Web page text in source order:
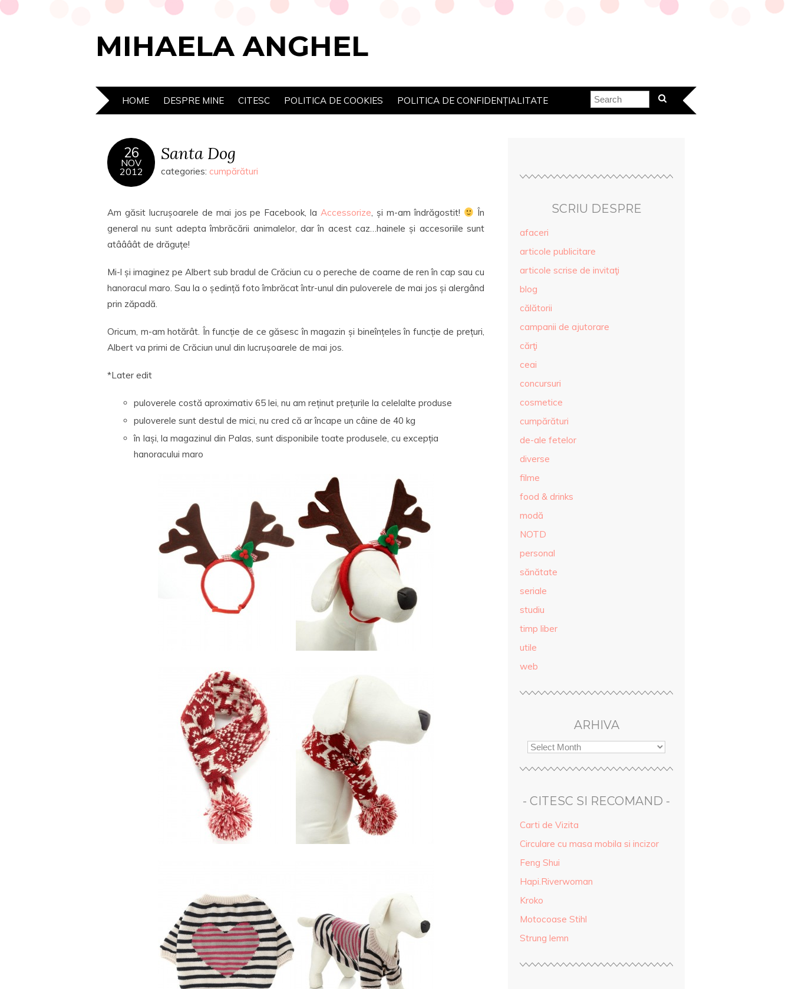
MIHAELA ANGHEL
HOME DESPRE MINE CITESC POLITICA DE COOKIES POLITICA DE CONFIDENȚIALITATE
26
NOV
2012
Santa Dog
categories: cumpărături
Am găsit lucrușoarele de mai jos pe Facebook, laAccessorize, și m-am îndrăgostit!
În
general nu sunt adepta îmbrăcării animalelor, dar în acest caz…hainele și accesoriile sunt
atâââât de drăguțe!
Mi-l și imaginez pe Albert sub bradul de Crăciun cu o pereche de coarne de ren în cap sau cu
hanoracul maro. Sau la o ședință foto îmbrăcat într-unul din puloverele de mai jos și alergând
prin zăpadă.
Oricum, m-am hotărât. În funcție de ce găsesc în magazin și bineînțeles în funcție de prețuri,
Albert va primi de Crăciun unul din lucrușoarele de mai jos.
*Later edit
puloverele costă aproximativ 65 lei, nu am reținut prețurile la celelalte produse
puloverele sunt destul de mici, nu cred că ar încape un câine de 40 kg
în Iași, la magazinul din Palas, sunt disponibile toate produsele, cu excepția
hanoracului maro
SCRIU DESPRE
afaceri
articole publicitare
articole scrise de invitaţi
blog
călătorii
campanii de ajutorare
cărţi
ceai
concursuri
cosmetice
cumpărături
de-ale fetelor
diverse
filme
food & drinks
modă
NOTD
personal
sănătate
seriale
studiu
timp liber
utile
web
ARHIVA
- CITESC SI RECOMAND -
Carti de Vizita
Circulare cu masa mobila si incizor
Feng Shui
Hapi.Riverwoman
Kroko
Motocoase Stihl
Strung lemn